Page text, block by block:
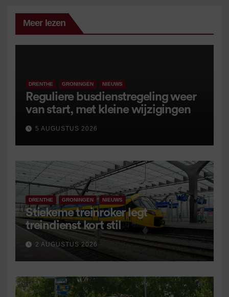
Meer lezen
DRENTHE GRONINGEN NIEUWS
Reguliere busdienstregeling weer
van start, met kleine wijzigingen
5 AUGUSTUS 2026
DRENTHE GRONINGEN NIEUWS
Stiekeme treinroker legt
treindienst kort stil
2 AUGUSTUS 2026